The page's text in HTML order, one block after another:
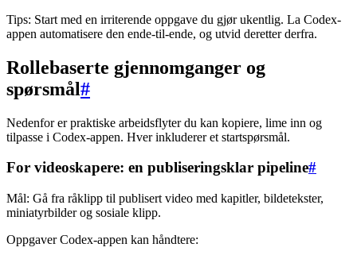
Tips: Start med en irriterende oppgave du gjør ukentlig. La Codex-
appen automatisere den ende-til-ende, og utvid deretter derfra.
Rollebaserte gjennomganger og
spørsmål#
Nedenfor er praktiske arbeidsflyter du kan kopiere, lime inn og
tilpasse i Codex-appen. Hver inkluderer et startspørsmål.
For videoskapere: en publiseringsklar pipeline#
Mål: Gå fra råklipp til publisert video med kapitler, bildetekster,
miniatyrbilder og sosiale klipp.
Oppgaver Codex-appen kan håndtere: